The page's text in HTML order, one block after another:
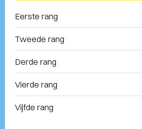
Eerste rang
Tweede rang
Derde rang
Vierde rang
Vijfde rang